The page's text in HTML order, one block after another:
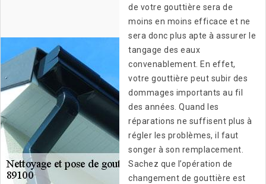
de votre gouttière sera de
moins en moins efficace et ne
sera donc plus apte à assurer le
tangage des eaux
convenablement. En effet,
votre gouttière peut subir des
dommages importants au fil
des années. Quand les
réparations ne suffisent plus à
régler les problèmes, il faut
songer à son remplacement.
Sachez que l’opération de
changement de gouttière est